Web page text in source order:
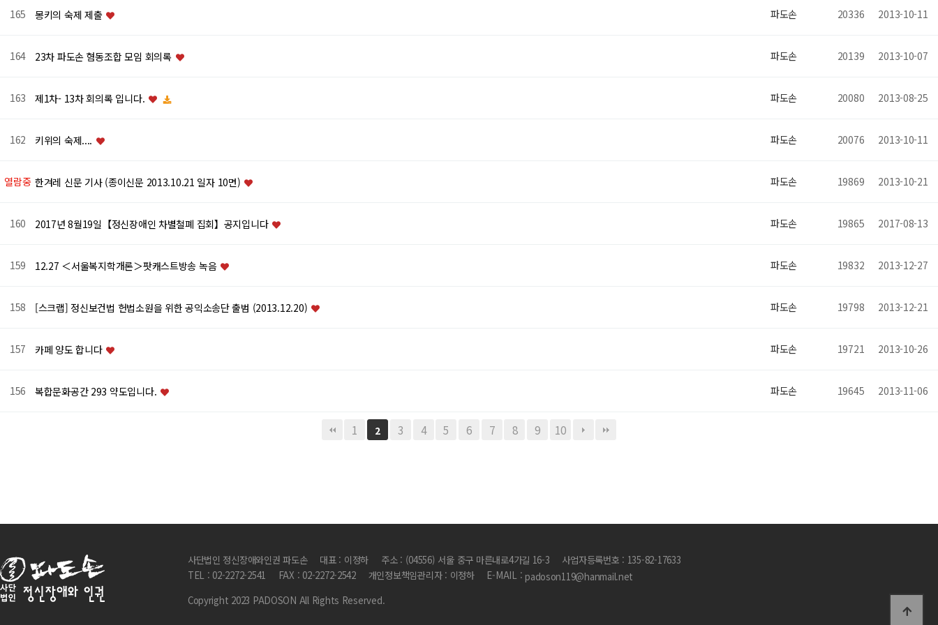
165 몽키의 숙제 제출 파도손 20336 2013-10-11
164 23차 파도손 혐동조합 모임 회의록 파도손 20139 2013-10-07
163 제1차- 13차 회의록 입니다. 파도손 20080 2013-08-25
162 키위의 숙제.... 파도손 20076 2013-10-11
열람중 한겨레 신문 기사 (종이신문 2013.10.21 일자 10면) 파도손 19869 2013-10-21
160 2017년 8월19일【정신장애인 차별철폐 집회】공지입니다 파도손 19865 2017-08-13
159 12.27 ＜서울복지학개론＞팟캐스트방송 녹음 파도손 19832 2013-12-27
158 [스크랩] 정신보건법 헌법소원을 위한 공익소송단 출범 (2013.12.20) 파도손 19798 2013-12-21
157 카페 양도 합니다 파도손 19721 2013-10-26
156 복합문화공간 293 약도입니다. 파도손 19645 2013-11-06
1 2 3 4 5 6 7 8 9 10
사단법인 정신장애와인권 파도손 대표 : 이정하 주소 : (04556) 서울 중구 마른내로4가길 16-3
사업자등록번호 : 135-82-17633
TEL : 02-2272-2541
FAX : 02-2272-2542 개인정보책임관리자 : 이정하 E-MAIL : padoson119@hanmail.net
Copyright 2023 PADOSON All Rights Reserved.